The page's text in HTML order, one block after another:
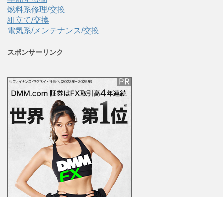
燃料系修理/交換
組立て/交換
電気系/メンテナンス/交換
スポンサーリンク